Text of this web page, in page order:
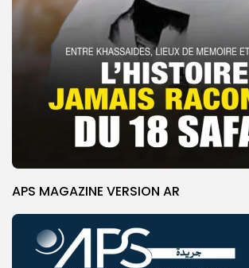
APS MAGAZINE VERSION AR